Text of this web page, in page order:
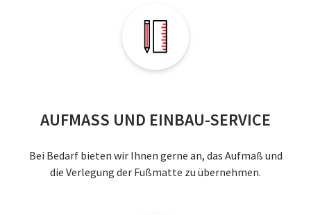
AUFMASS UND EINBAU-SERVICE
Bei Bedarf bieten wir Ihnen gerne an, das Aufmaß und
die Verlegung der Fußmatte zu übernehmen.